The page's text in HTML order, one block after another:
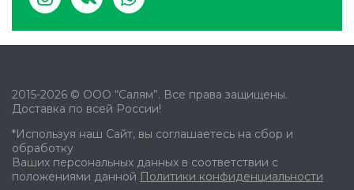
2015-2026 © ООО “Салям”. Все права защищены.
Доставка по всей России!
*Используя наш Сайт, вы соглашаетесь на сбор и
обработку
Ваших персональных данных в соответствии с
положениями данной Политики конфиденциальности